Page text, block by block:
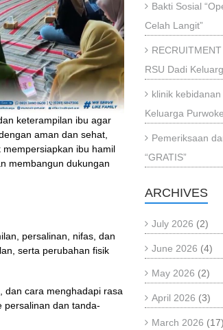
keterampilan ibu agar
aman dan sehat,
ibu hamil
membangun dukungan
persalinan, nifas, dan
serta perubahan fisik
dan cara menghadapi rasa
persalinan dan tanda-
Bakti Sosial
Celah Langit”
RSU Dadi
klinik
Keluarga
Pemeriksaan
“GRATIS”
ARCHIVES
July 2026 (2)
June 2026 (4)
May 2026 (2)
April 2026 (3)
March 2026 (17)